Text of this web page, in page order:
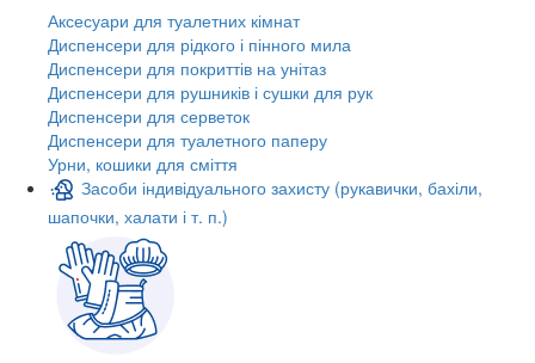
Аксесуари для туалетних кімнат
Диспенсери для рідкого і пінного мила
Диспенсери для покриттів на унітаз
Диспенсери для рушників і сушки для рук
Диспенсери для серветок
Диспенсери для туалетного паперу
Урни, кошики для сміття
Засоби індивідуального захисту (рукавички, бахіли,
шапочки, халати і т. п.)